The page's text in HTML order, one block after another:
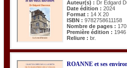
Auteur(s) : Dr Edgard
Date édition : 2024
Format : 14 X 20
ISBN : 9782758611158
Nombre de pages : 170
Première édition : 1946
Reliure : br.
ROANNE et ses